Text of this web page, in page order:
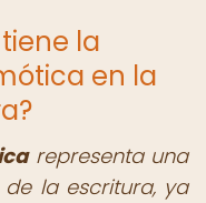
la
en la
representa una
la escritura, ya